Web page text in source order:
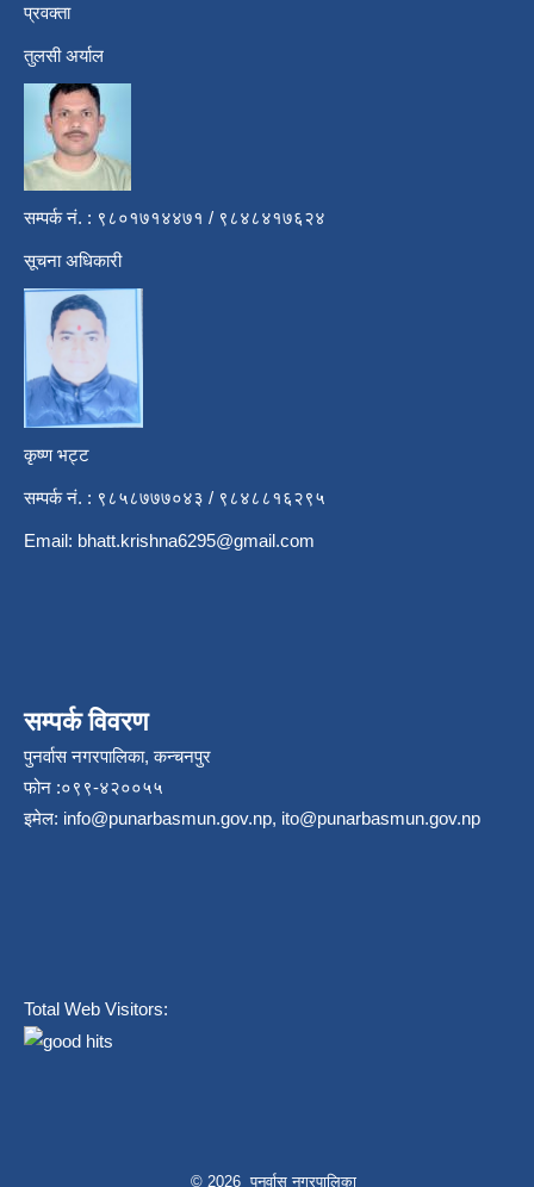
प्रवक्ता
तुलसी अर्याल
सम्पर्क नं. : ९८०१७१४४७१ / ९८४८४१७६२४
सूचना अधिकारी
कृष्ण भट्ट
सम्पर्क नं. : ९८५८७७७०४३ / ९८४८८१६२९५
Email: bhatt.krishna6295@gmail.com
सम्पर्क विवरण
पुनर्वास नगरपालिका, कन्चनपुर
फोन :०९९-४२००५५
इमेल: info@punarbasmun.gov.np, ito@punarbasmun.gov.np
Total Web Visitors:
© 2026 पुनर्वास नगरपालिका